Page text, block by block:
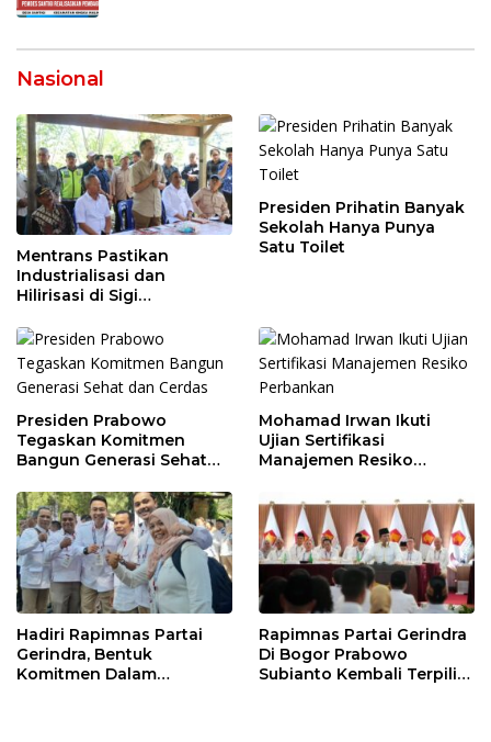
Nasional
Mentrans Pastikan
Industrialisasi dan
Hilirisasi di Sigi
Perekonomian Daerah
Presiden Prihatin Banyak
Sekolah Hanya Punya
Satu Toilet
Presiden Prabowo
Tegaskan Komitmen
Bangun Generasi Sehat
Mohamad Irwan Ikuti
Ujian Sertifikasi
Manajemen Resiko
Hadiri Rapimnas Partai
Gerindra, Bentuk
Komitmen Dalam
Rapimnas Partai Gerindra
Di Bogor Prabowo
Subianto Kembali Terpilih